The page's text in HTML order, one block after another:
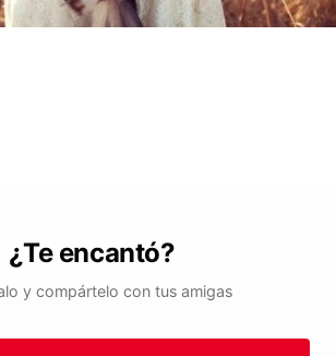
¿Te encantó?
y compártelo con tus amigas